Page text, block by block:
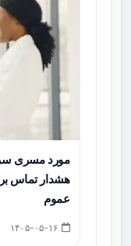
مورد مسری
هشدار تماس
عموم